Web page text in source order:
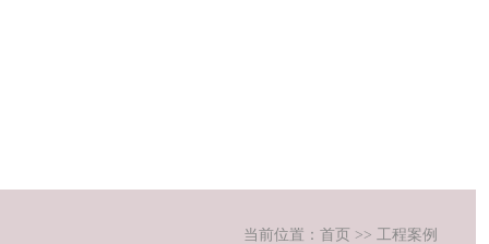
当前位置：首页 >> 工程案例